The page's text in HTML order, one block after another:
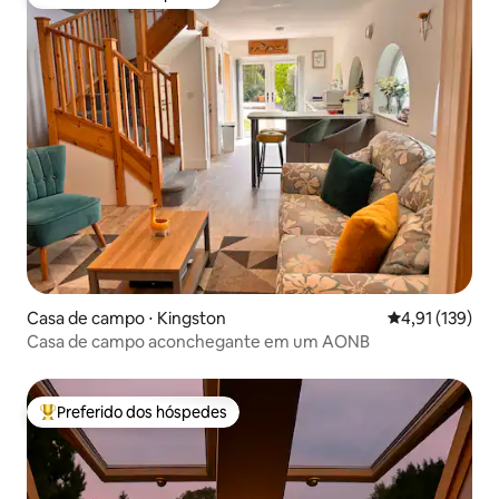
Casa de campo ⋅ Kingston 4,91 de uma
4,91 (139)
Casa de campo aconchegante em um AONB
Entre os melhores preferidos dos hóspedes
Preferido dos hóspedes